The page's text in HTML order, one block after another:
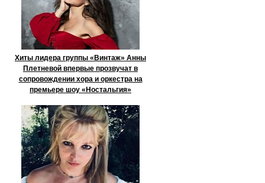
Хиты лидера группы «Винтаж» Анны
Плетневой впервые прозвучат в
сопровождении хора и оркестра на
премьере шоу «Ностальгия»